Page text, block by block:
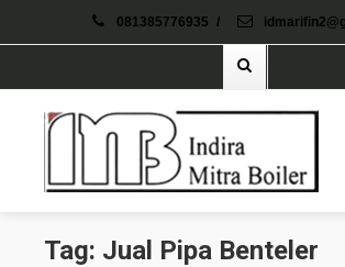
081385776935 /
Tag: Jual Pipa Benteler